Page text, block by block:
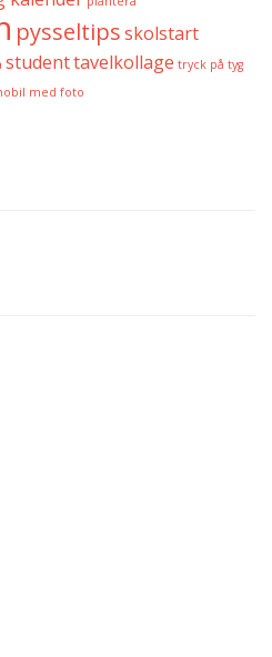
pysseltipsskolstart
studenttavelkollage tryck på tyg
med foto